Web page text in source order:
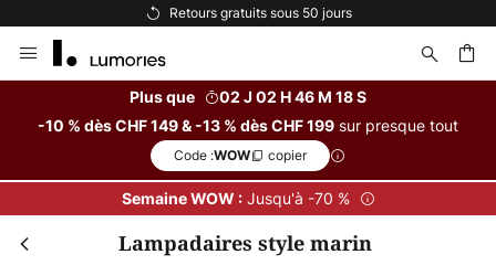
Retours gratuits sous 50 jours
Allez
au
Plus que
02 J 02 H 46 M 18 S
-10 % dès CHF 149 & -13 % dès CHF 199 sur presque tout
Code :WOW copier
Semaine WOW :Jusqu'à -70 %
Lampadaires style marin